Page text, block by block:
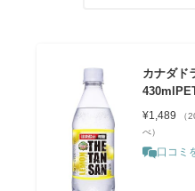
カナダド
¥1,489
（
べ）
口コミ